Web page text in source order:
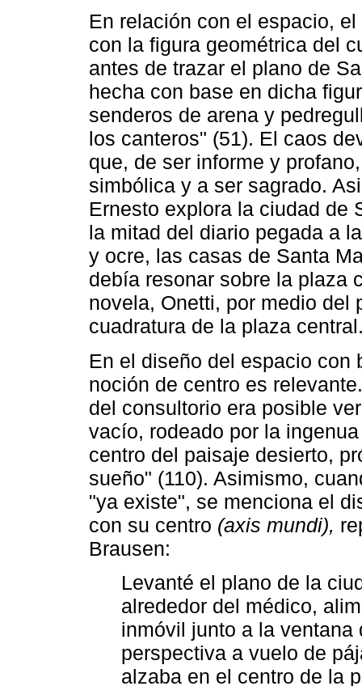
En relación con el espacio,
con la figura geométrica del
antes de trazar el plano de
hecha con base en dicha
senderos de arena y
los canteros" (51). El caos
que, de ser informe y
simbólica y a ser sagrado.
Ernesto explora la ciudad de
la mitad del diario pegada a
y ocre, las casas de Santa
debía resonar sobre la plaza
novela, Onetti, por medio del
cuadratura de la plaza
En el diseño del espacio con
noción de centro es
del consultorio era posible
vacío, rodeado por la
centro del paisaje desierto,
sueño" (110). Asimismo,
"ya existe", se menciona el
con su centro (axis mundi),
Brausen:
Levanté el plano de la
alrededor del médico,
inmóvil junto a la
perspectiva a vuelo de
alzaba en el centro de la